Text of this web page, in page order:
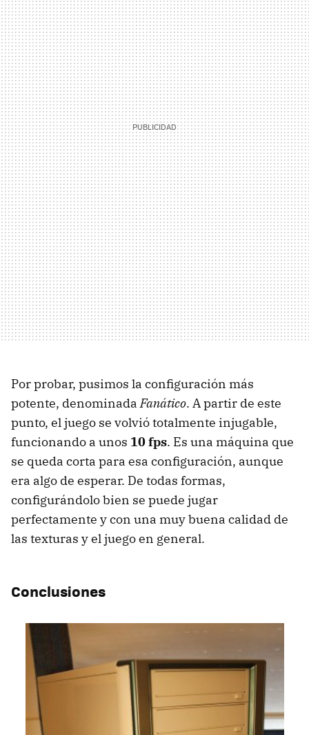
Por probar, pusimos la configuración más
potente, denominadaFanático. A partir de este
punto, el juego se volvió totalmente injugable,
funcionando a unos 10 fps. Es una máquina que
se queda corta para esa configuración, aunque
era algo de esperar. De todas formas,
configurándolo bien se puede jugar
perfectamente y con una muy buena calidad de
las texturas y el juego en general.
Conclusiones